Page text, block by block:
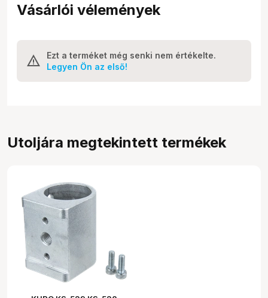
Vásárlói vélemények
Ezt a terméket még senki nem értékelte.
Legyen Ön az első!
Utoljára megtekintett termékek